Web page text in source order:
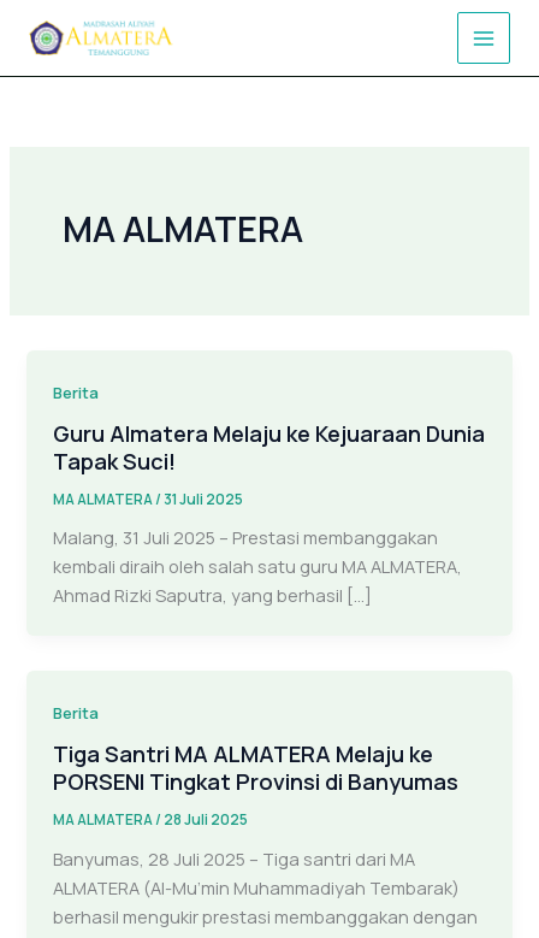
konten
MA ALMATERA
Berita
Guru Almatera Melaju ke Kejuaraan Dunia
Tapak Suci!
MA ALMATERA/ 31 Juli 2025
Malang, 31 Juli 2025 – Prestasi membanggakan
kembali diraih oleh salah satu guru MA ALMATERA,
Ahmad Rizki Saputra, yang berhasil […]
Berita
Tiga Santri MA ALMATERA Melaju ke
PORSENI Tingkat Provinsi di Banyumas
MA ALMATERA/ 28 Juli 2025
Banyumas, 28 Juli 2025 – Tiga santri dari MA
ALMATERA (Al-Mu’min Muhammadiyah Tembarak)
berhasil mengukir prestasi membanggakan dengan